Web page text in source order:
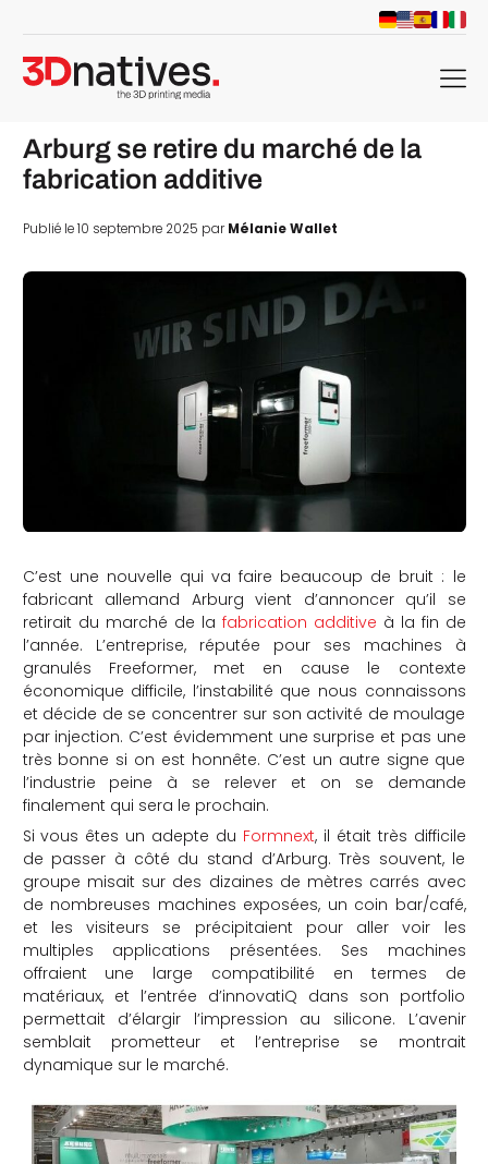
menu
Arburg se retire du marché de la
fabrication additive
Publié le 10 septembre 2025 parMélanie Wallet
C’est une nouvelle qui va faire beaucoup de bruit : le
fabricant allemand Arburg vient d’annoncer qu’il se
retirait du marché de la fabrication additive à la fin de
l’année. L’entreprise, réputée pour ses machines à
granulés Freeformer, met en cause le contexte
économique difficile, l’instabilité que nous connaissons
et décide de se concentrer sur son activité de moulage
par injection. C’est évidemment une surprise et pas une
très bonne si on est honnête. C’est un autre signe que
l’industrie peine à se relever et on se demande
finalement qui sera le prochain.
Si vous êtes un adepte du Formnext, il était très difficile
de passer à côté du stand d’Arburg. Très souvent, le
groupe misait sur des dizaines de mètres carrés avec
de nombreuses machines exposées, un coin bar/café,
et les visiteurs se précipitaient pour aller voir les
multiples applications présentées. Ses machines
offraient une large compatibilité en termes de
matériaux, et l’entrée d’innovatiQ dans son portfolio
permettait d’élargir l’impression au silicone. L’avenir
semblait prometteur et l’entreprise se montrait
dynamique sur le marché.